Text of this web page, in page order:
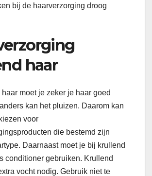
bij de haarverzorging droog
haar
moet je zeker je haar goed
kan het pluizen. Daarom kan
voor
die bestemd zijn
Daarnaast moet je bij krullend
conditioner gebruiken. Krullend
vocht nodig. Gebruik niet te